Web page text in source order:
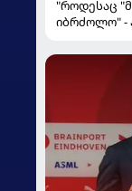
"როდესაც
იბრძოლო" -